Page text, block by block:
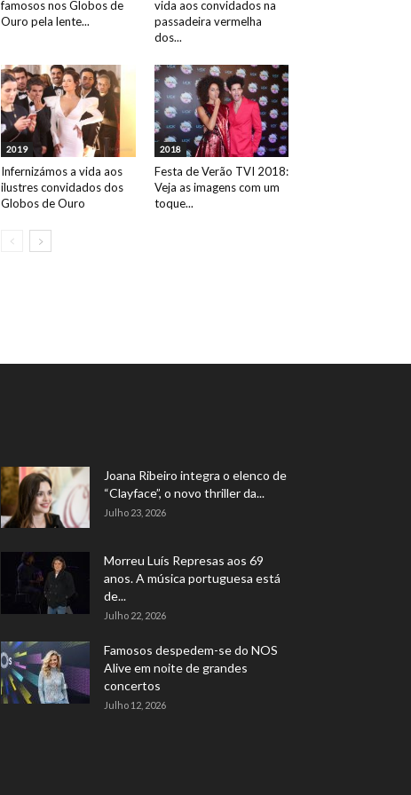
famosos nos Globos de
Ouro pela lente...
vida aos convidados na
passadeira vermelha
dos...
2019
Infernizámos a vida aos
ilustres convidados dos
Globos de Ouro
2018
Festa de Verão TVI 2018:
Veja as imagens com um
toque...
Joana Ribeiro integra o elenco de
“Clayface”, o novo thriller da...
Julho 23, 2026
Morreu Luís Represas aos 69
anos. A música portuguesa está
de...
Julho 22, 2026
Famosos despedem-se do NOS
Alive em noite de grandes
concertos
Julho 12, 2026